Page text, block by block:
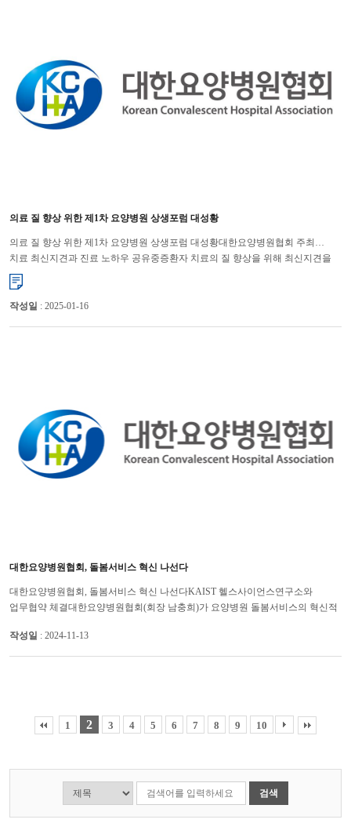
의료 질 향상 위한 제1차 요양병원 상생포럼 대성황
의료 질 향상 위한 제1차 요양병원 상생포럼 대성황대한요양병원협회 주최…
치료 최신지견과 진료 노하우 공유중증환자 치료의 질 향상을 위해 최신지견을
공유하자는 취지를 담은 요양병원 상생포럼이 대성황을 이뤘다. ...
작성일 : 2025-01-16
대한요양병원협회, 돌봄서비스 혁신 나선다
대한요양병원협회, 돌봄서비스 혁신 나선다KAIST 헬스사이언스연구소와
업무협약 체결대한요양병원협회(회장 남충희)가 요양병원 돌봄서비스의 혁신적
작성일 : 2024-11-13
1 2 3 4 5 6 7 8 9 10
검색